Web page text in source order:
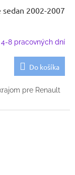
2002-2007
4-8 pracovných dní
Do košíka
pre Renault